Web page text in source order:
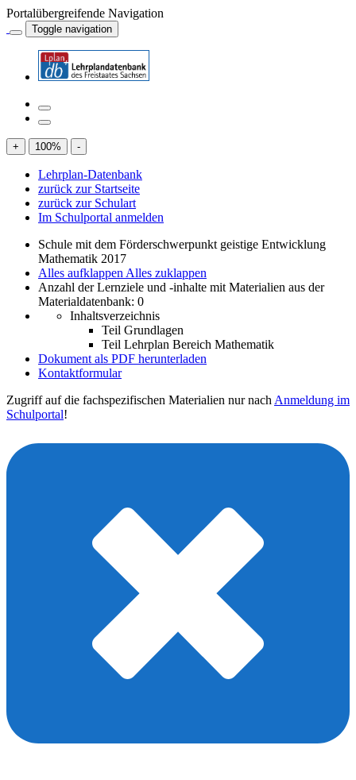
Portalübergreifende Navigation
Toggle navigation
+ 100% -
Lehrplan-Datenbank
zurück zur Startseite
zurück zur Schulart
Im Schulportal anmelden
Schule mit dem Förderschwerpunkt geistige Entwicklung
Mathematik 2017
Alles aufklappen Alles zuklappen
Anzahl der Lernziele und -inhalte mit Materialien aus der
Materialdatenbank: 0
Inhaltsverzeichnis
Teil Grundlagen
Teil Lehrplan Bereich Mathematik
Dokument als PDF herunterladen
Kontaktformular
Zugriff auf die fachspezifischen Materialien nur nach Anmeldung im
Schulportal!